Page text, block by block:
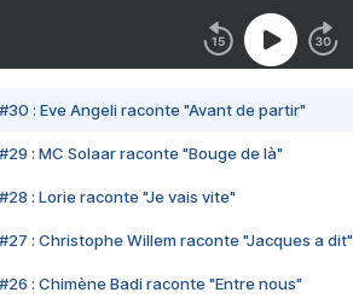
#30 : Eve Angeli raconte "Avant de partir"
#29 : MC Solaar raconte "Bouge de là"
#28 : Lorie raconte "Je vais vite"
#27 : Christophe Willem raconte "Jacques a dit"
#26 : Chimène Badi raconte "Entre nous"